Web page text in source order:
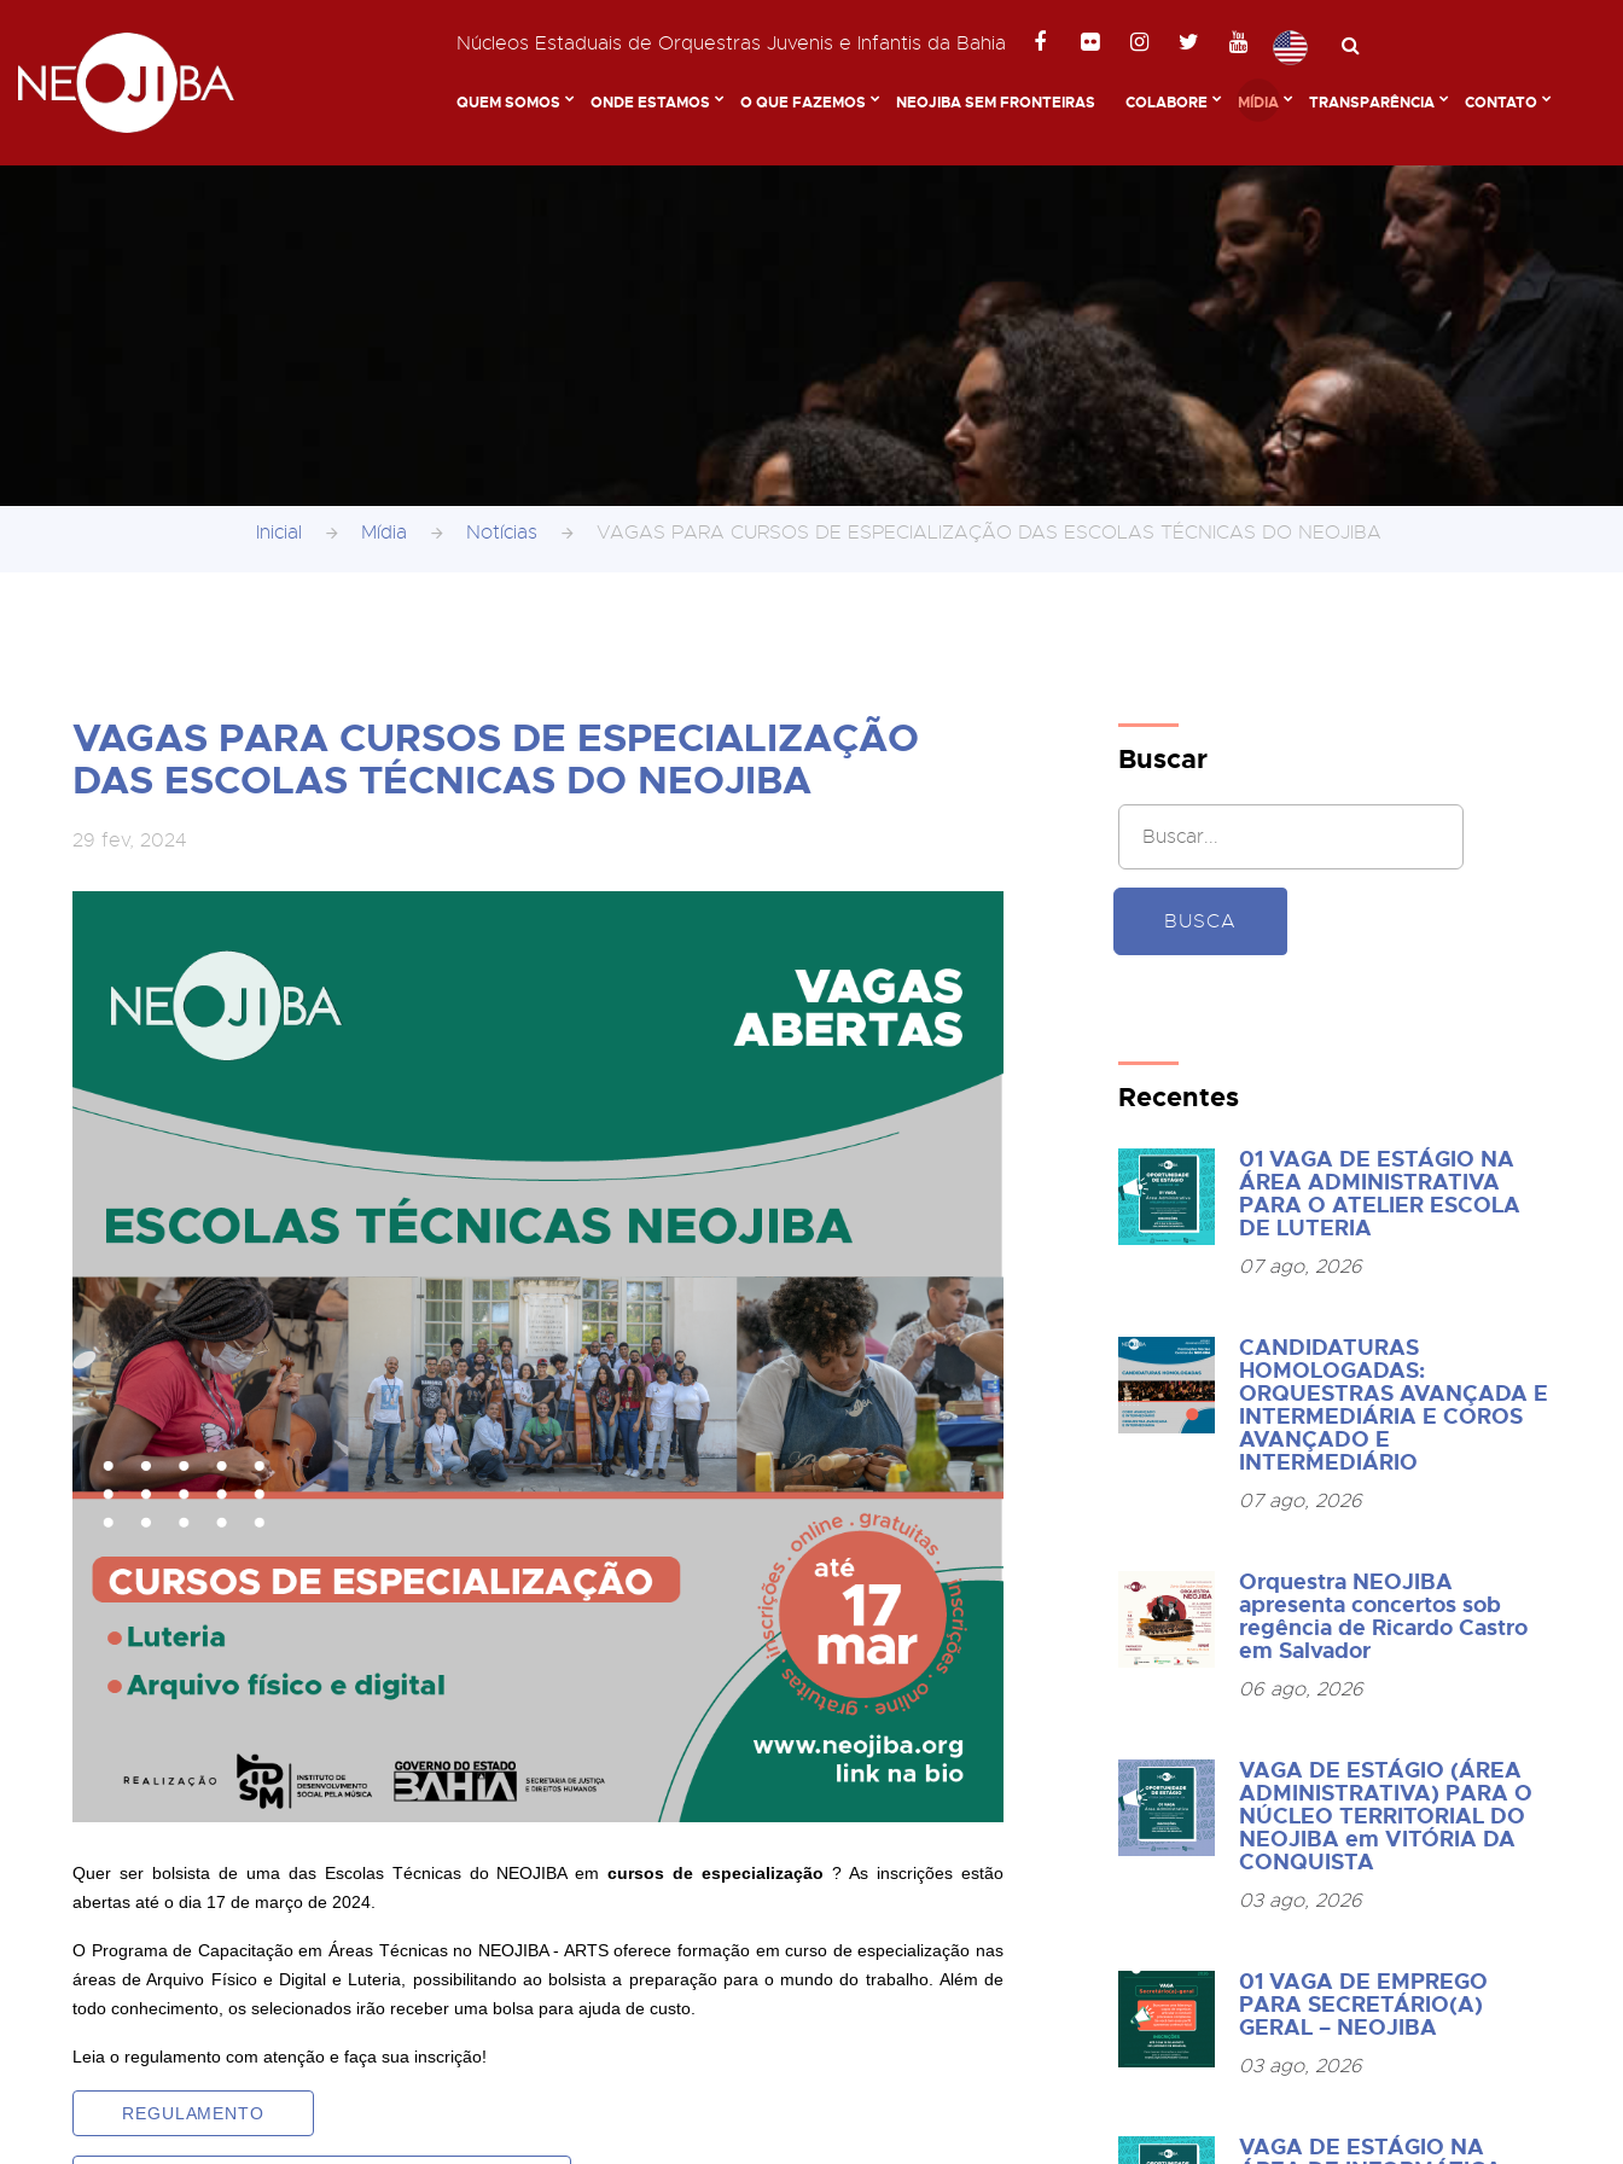
Núcleos Estaduais de Orquestras Juvenis e Infantis da Bahia
QUEM SOMOS ONDE ESTAMOS O QUE FAZEMOS NEOJIBA SEM FRONTEIRAS COLABORE MÍDIA TRANSPARÊNCIA CONTATO
Inicial Mídia Notícias VAGAS PARA CURSOS DE ESPECIALIZAÇÃO DAS ESCOLAS TÉCNICAS DO NEOJIBA
VAGAS PARA CURSOS DE ESPECIALIZAÇÃO
DAS ESCOLAS TÉCNICAS DO NEOJIBA
29 fev, 2024
Quer ser bolsista de uma das Escolas Técnicas do NEOJIBA emcursos de especialização ? As inscrições estão
abertas até o dia 17 de março de 2024.
O Programa de Capacitação em Áreas Técnicas no NEOJIBA - ARTS oferece formação em curso de especialização nas
áreas de Arquivo Físico e Digital e Luteria, possibilitando ao bolsista a preparação para o mundo do trabalho. Além de
todo conhecimento, os selecionados irão receber uma bolsa para ajuda de custo.
Leia o regulamento com atenção e faça sua inscrição!
REGULAMENTO
Buscar
BUSCA
Recentes
01 VAGA DE ESTÁGIO NA
ÁREA ADMINISTRATIVA
PARA O ATELIER ESCOLA
DE LUTERIA
07 ago, 2026
CANDIDATURAS
HOMOLOGADAS:
ORQUESTRAS AVANÇADA E
INTERMEDIÁRIA E COROS
AVANÇADO E
INTERMEDIÁRIO
07 ago, 2026
Orquestra NEOJIBA
apresenta concertos sob
regência de Ricardo Castro
em Salvador
06 ago, 2026
VAGA DE ESTÁGIO (ÁREA
ADMINISTRATIVA) PARA O
NÚCLEO TERRITORIAL DO
NEOJIBA em VITÓRIA DA
CONQUISTA
03 ago, 2026
01 VAGA DE EMPREGO
PARA SECRETÁRIO(A)
GERAL – NEOJIBA
03 ago, 2026
VAGA DE ESTÁGIO NA